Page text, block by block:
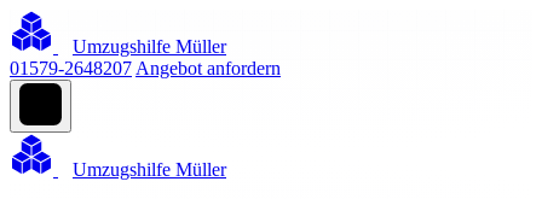
Umzugshilfe Müller
01579-2648207 Angebot anfordern
Umzugshilfe Müller